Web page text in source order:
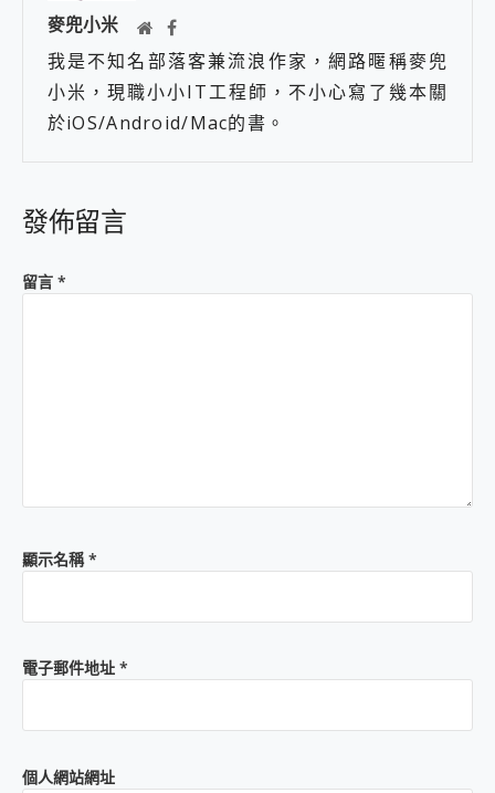
麥兜小米
我是不知名部落客兼流浪作家，網路暱稱麥兜
小米，現職小小IT工程師，不小心寫了幾本關
於iOS/Android/Mac的書。
發佈留言
留言 *
顯示名稱*
電子郵件地址 *
個人網站網址